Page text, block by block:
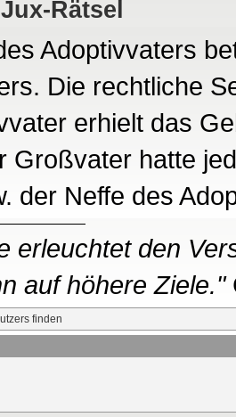
Rätsel
Adoptivvaters
Die rechtliche
erhielt das
Großvater hatte
der Neffe des
erleuchtet den
auf höhere Ziele."